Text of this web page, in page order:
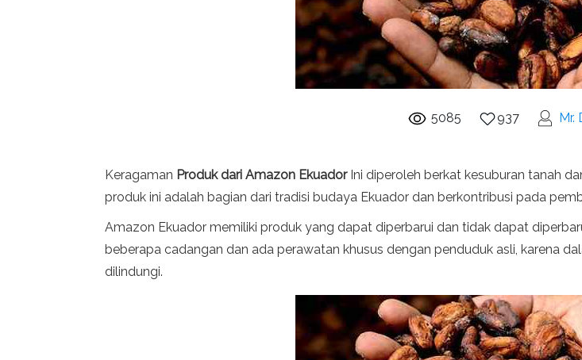
5085 937 Mr.
Keragaman Produk dari Amazon EkuadorIni diperoleh berkat kesuburan tanah
produk ini adalah bagian dari tradisi budaya Ekuador dan berkontribusi pada
Amazon Ekuador memiliki produk yang dapat diperbarui dan tidak dapat
beberapa cadangan dan ada perawatan khusus dengan penduduk asli, karena
dilindungi.